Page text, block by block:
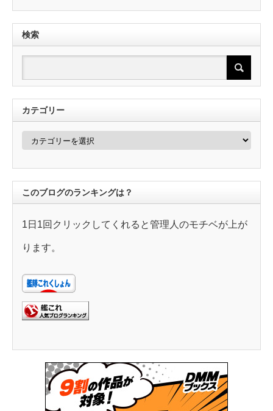
検索
カテゴリー
カ
ー
このブログのランキングは？
1日1回クリックしてくれると管理人のモチベが上が
ります。